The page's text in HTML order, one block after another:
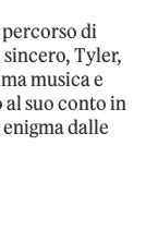
di
Tyler,
musica e
suo conto in
dalle